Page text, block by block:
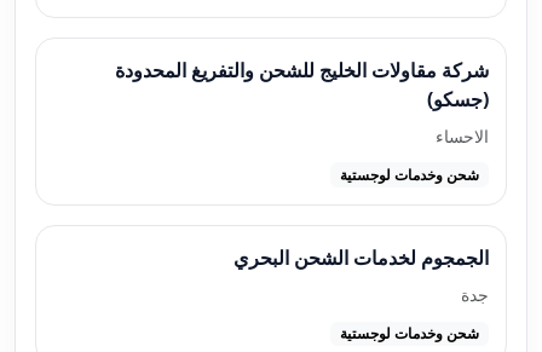
شركة مقاولات الخليج للشحن والتفريغ المحدودة
(جسكو)
الاحساء
شحن وخدمات لوجستية
الجمجوم لخدمات الشحن البحري
جدة
شحن وخدمات لوجستية